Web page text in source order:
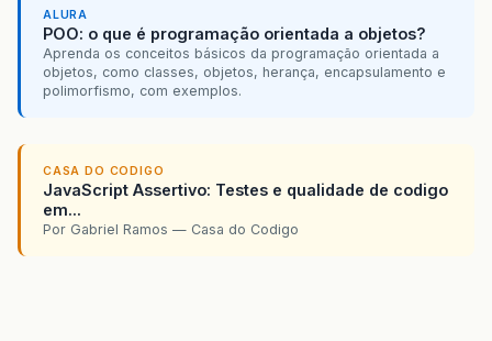
ALURA
POO: o que é programação orientada a objetos?
Aprenda os conceitos básicos da programação orientada a
objetos, como classes, objetos, herança, encapsulamento e
polimorfismo, com exemplos.
CASA DO CODIGO
JavaScript Assertivo: Testes e qualidade de codigo
em...
Por Gabriel Ramos — Casa do Codigo